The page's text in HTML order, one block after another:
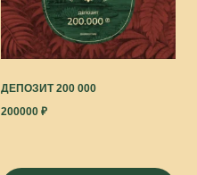
ДЕПОЗИТ 200 000
200000 ₽